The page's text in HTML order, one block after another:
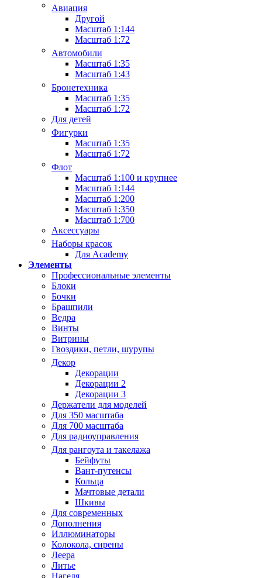
Авиация
Другой
Масштаб 1:144
Масштаб 1:72
Автомобили
Масштаб 1:35
Масштаб 1:43
Бронетехника
Масштаб 1:35
Масштаб 1:72
Для детей
Фигурки
Масштаб 1:35
Масштаб 1:72
Флот
Масштаб 1:100 и крупнее
Масштаб 1:144
Масштаб 1:200
Масштаб 1:350
Масштаб 1:700
Аксессуары
Наборы красок
Для Academy
Элементы
Профессиональные элементы
Блоки
Бочки
Брашпили
Ведра
Винты
Витрины
Гвоздики, петли, шурупы
Декор
Декорации
Декорации 2
Декорации 3
Держатели для моделей
Для 350 масштаба
Для 700 масштаба
Для радиоуправления
Для рангоута и такелажа
Бейфуты
Вант-путенсы
Кольца
Мачтовые детали
Шкивы
Для современных
Дополнения
Иллюминаторы
Колокола, сирены
Леера
Литье
Нагеля